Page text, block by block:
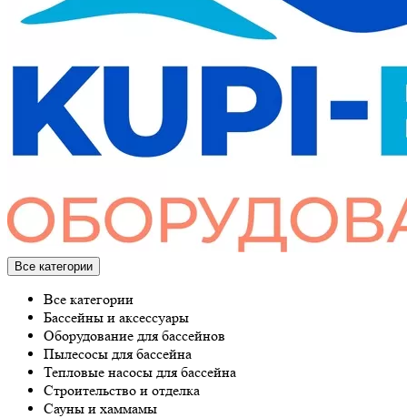
Все категории
Все категории
Бассейны и аксессуары
Оборудование для бассейнов
Пылесосы для бассейна
Тепловые насосы для бассейна
Строительство и отделка
Сауны и хаммамы